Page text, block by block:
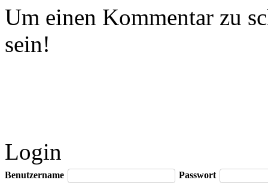
Um einen Kommentar zu
sein!
Login
Benutzername Passwort